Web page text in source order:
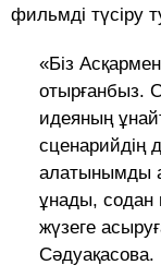
фильмді түсіру
«Біз
отырғанбыз.
идеяның
сценарийдің
алатынымды
ұнады, содан
жүзеге
Сәдуақасова.